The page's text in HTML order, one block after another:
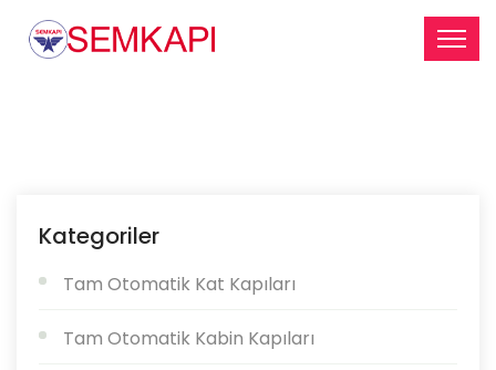
Kategoriler
Tam Otomatik Kat Kapıları
Tam Otomatik Kabin Kapıları